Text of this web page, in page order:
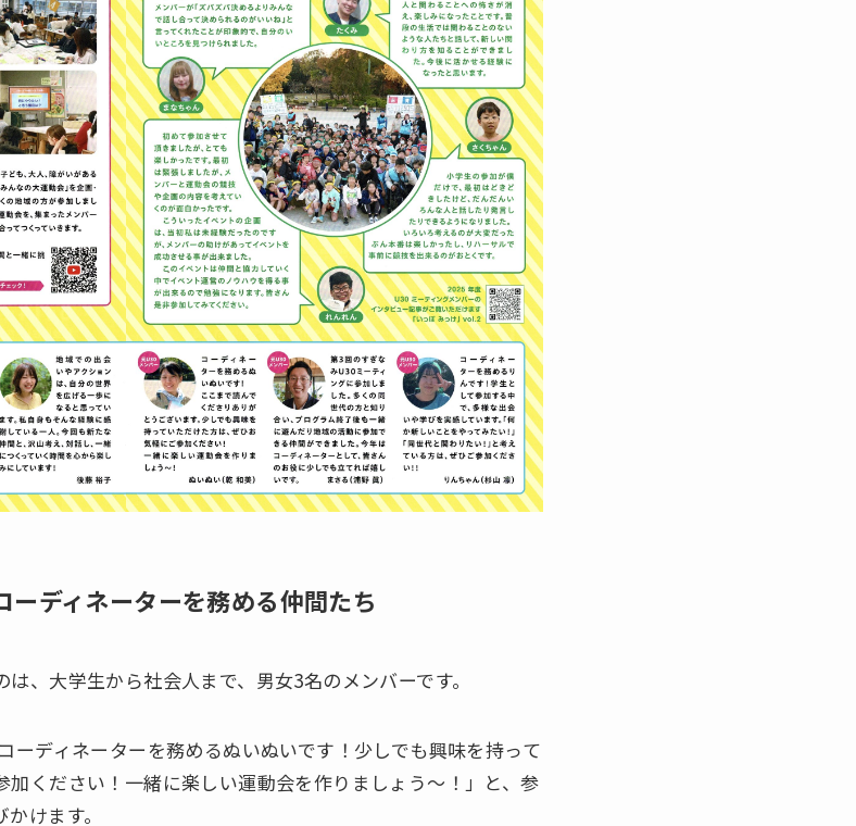
ディネーターを務める仲間たち
、大学生から社会人まで、男女3名のメンバーです。
ディネーターを務めるぬいぬいです！少しでも興味を持って
加ください！一緒に楽しい運動会を作りましょう〜！」と、参
けます。